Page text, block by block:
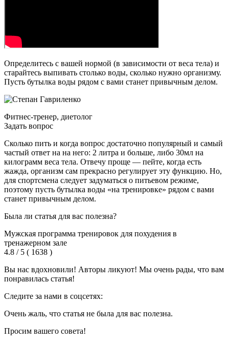
Определитесь с вашей нормой (в зависимости от веса тела) и
старайтесь выпивать столько воды, сколько нужно организму.
Пусть бутылка воды рядом с вами станет привычным делом.
Фитнес-тренер, диетолог
Задать вопрос
Сколько пить и когда вопрос достаточно популярный и самый
частый ответ на на него: 2 литра и больше, либо 30мл на
килограмм веса тела. Отвечу проще — пейте, когда есть
жажда, организм сам прекрасно регулирует эту функцию. Но,
для спортсмена следует задуматься о питьевом режиме,
поэтому пусть бутылка воды «на тренировке» рядом с вами
станет привычным делом.
Была ли статья для вас полезна?
Мужская программа тренировок для похудения в
тренажерном зале
4.8 / 5 ( 1638 )
Вы нас вдохновили! Авторы ликуют! Мы очень рады, что вам
понравилась статья!
Следите за нами в соцсетях:
Очень жаль, что статья не была для вас полезна.
Просим вашего совета!